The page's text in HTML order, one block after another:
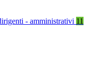
- amministrativi 11